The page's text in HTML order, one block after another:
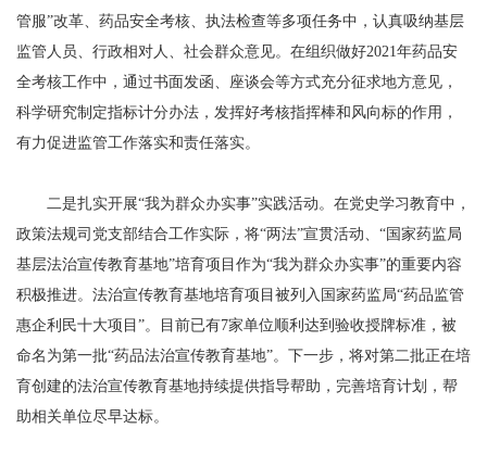
管服”改革、药品安全考核、执法检查等多项任务中，认真吸纳基层
监管人员、行政相对人、社会群众意见。在组织做好2021年药品安
全考核工作中，通过书面发函、座谈会等方式充分征求地方意见，
科学研究制定指标计分办法，发挥好考核指挥棒和风向标的作用，
有力促进监管工作落实和责任落实。
二是扎实开展“我为群众办实事”实践活动。在党史学习教育中，
政策法规司党支部结合工作实际，将“两法”宣贯活动、“国家药监局
基层法治宣传教育基地”培育项目作为“我为群众办实事”的重要内容
积极推进。法治宣传教育基地培育项目被列入国家药监局“药品监管
惠企利民十大项目”。目前已有7家单位顺利达到验收授牌标准，被
命名为第一批“药品法治宣传教育基地”。下一步，将对第二批正在培
育创建的法治宣传教育基地持续提供指导帮助，完善培育计划，帮
助相关单位尽早达标。